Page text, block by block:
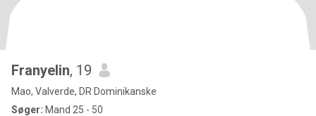
Franyelin, 19
Mao, Valverde, DR Dominikanske
Søger: Mand 25 - 50